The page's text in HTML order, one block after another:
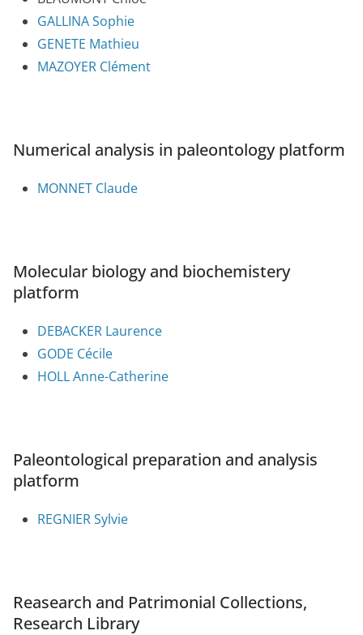
GALLINA Sophie
GENETE Mathieu
MAZOYER Clément
Numerical analysis in paleontology platform
MONNET Claude
Molecular biology and biochemistery
platform
DEBACKER Laurence
GODE Cécile
HOLL Anne-Catherine
Paleontological preparation and analysis
platform
REGNIER Sylvie
Reasearch and Patrimonial Collections,
Research Library